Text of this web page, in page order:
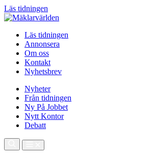
Läs tidningen
Läs tidningen
Annonsera
Om oss
Kontakt
Nyhetsbrev
Nyheter
Från tidningen
Ny På Jobbet
Nytt Kontor
Debatt